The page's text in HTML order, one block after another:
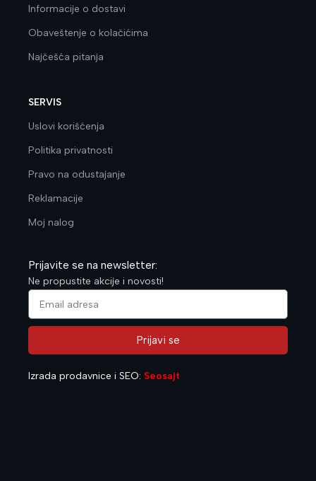
Informacije o dostavi
Obaveštenje o kolačićima
Najčešća pitanja
SERVIS
Uslovi korišćenja
Politika privatnosti
Pravo na odustajanje
Reklamacije
Moj nalog
Prijavite se na newsletter:
Ne propustite akcije i novosti!
Prijavi se
Izrada prodavnice i SEO: Seosajt